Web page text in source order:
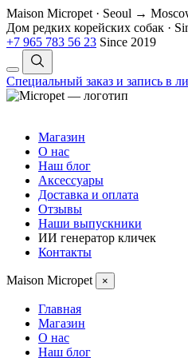
Maison Micropet · Seoul →
Дом редких корейских собак ·
+7 965 783 56 23 Since 2019
Специальный заказ и запись в
Магазин
О нас
Наш блог
Аксессуары
Доставка и оплата
Отзывы
Наши выпускники
ИИ генератор кличек
Контакты
Maison Micropet ×
Главная
Магазин
О нас
Наш блог